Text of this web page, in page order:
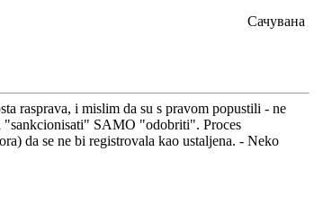
Сачувана
rasprava, i mislim da su s pravom popustili - ne
"sankcionisati" SAMO "odobriti". Proces
da se ne bi registrovala kao ustaljena. - Neko